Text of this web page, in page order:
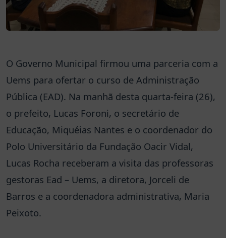
O Governo Municipal firmou uma parceria com a
Uems para ofertar o curso de Administração
Pública (EAD). Na manhã desta quarta-feira (26),
o prefeito, Lucas Foroni, o secretário de
Educação, Miquéias Nantes e o coordenador do
Polo Universitário da Fundação Oacir Vidal,
Lucas Rocha receberam a visita das professoras
gestoras Ead – Uems, a diretora, Jorceli de
Barros e a coordenadora administrativa, Maria
Peixoto.